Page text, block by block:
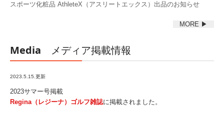
スポーツ化粧品 AthleteX（アスリートエックス）出品のお知らせ
MORE ▶
Media メディア掲載情報
2023.5.15.更新
2023サマー号掲載
Regina（レジーナ）ゴルフ雑誌に掲載されました。